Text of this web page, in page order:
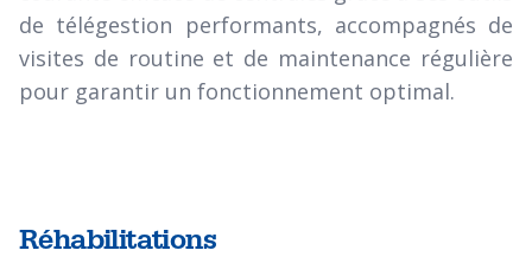
de télégestion performants, accompagnés de
visites de routine et de maintenance régulière
pour garantir un fonctionnement optimal.
Réhabilitations